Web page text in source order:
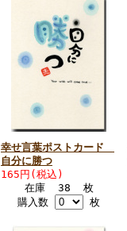
幸せ言葉ポストカード
自分に勝つ
165円(税込)
在庫 38 枚
購入数
枚